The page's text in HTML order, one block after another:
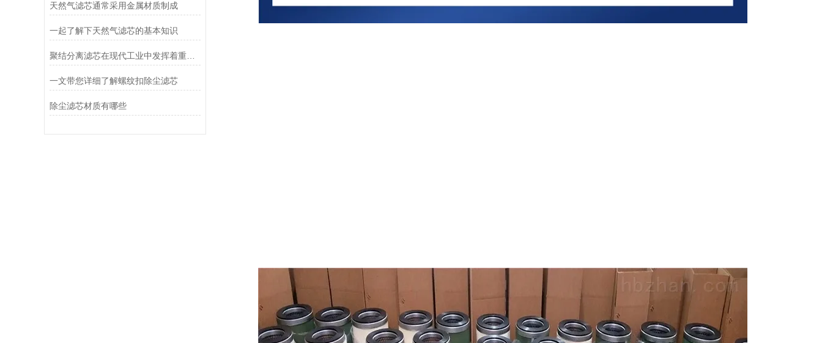
天然气滤芯通常采用金属材质制成
一起了解下天然气滤芯的基本知识
聚结分离滤芯在现代工业中发挥着重要作用
一文带您详细了解螺纹扣除尘滤芯
除尘滤芯材质有哪些